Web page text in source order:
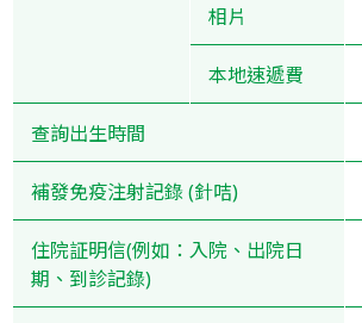
相片
本地速遞費
查詢出生時間
補發免疫注射記錄 (針咭)
住院証明信(例如：入院、出院日
期、到診記錄)